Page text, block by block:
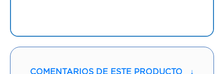
COMENTARIOS DE ESTE PRODUCTO ↓